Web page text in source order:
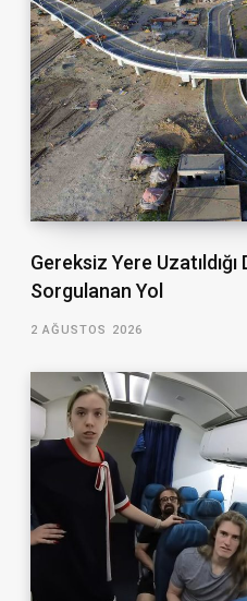
Gereksiz Yere
Sorgulanan Yol
2 AĞUSTOS 2026